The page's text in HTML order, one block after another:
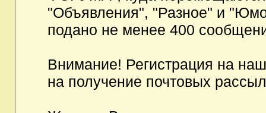
"Объявления", "Разное" и
подано не менее 400
Внимание! Регистрация на
на получение почтовых